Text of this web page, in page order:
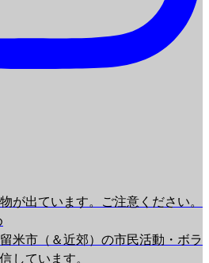
が出ています。ご注意ください。
米市（＆近郊）の市民活動・ボラ
しています。